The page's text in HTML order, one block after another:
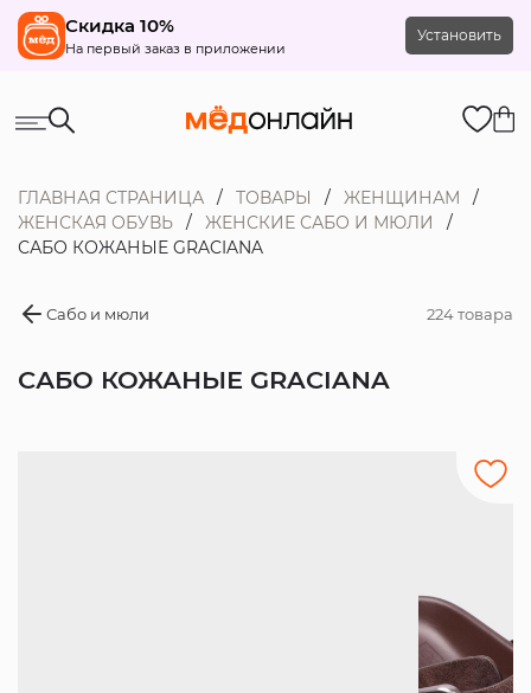
Скидка 10%
На первый заказ в приложении
Установить
ГЛАВНАЯ СТРАНИЦА ТОВАРЫ
ЖЕНЩИНАМ
ЖЕНСКАЯ ОБУВЬ
ЖЕНСКИЕ САБО И МЮЛИ
САБО КОЖАНЫЕ GRACIANA
Сабо и мюли 224 товара
САБО КОЖАНЫЕ GRACIANA